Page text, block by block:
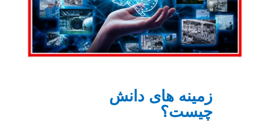
زمینه های دانش
چیست؟